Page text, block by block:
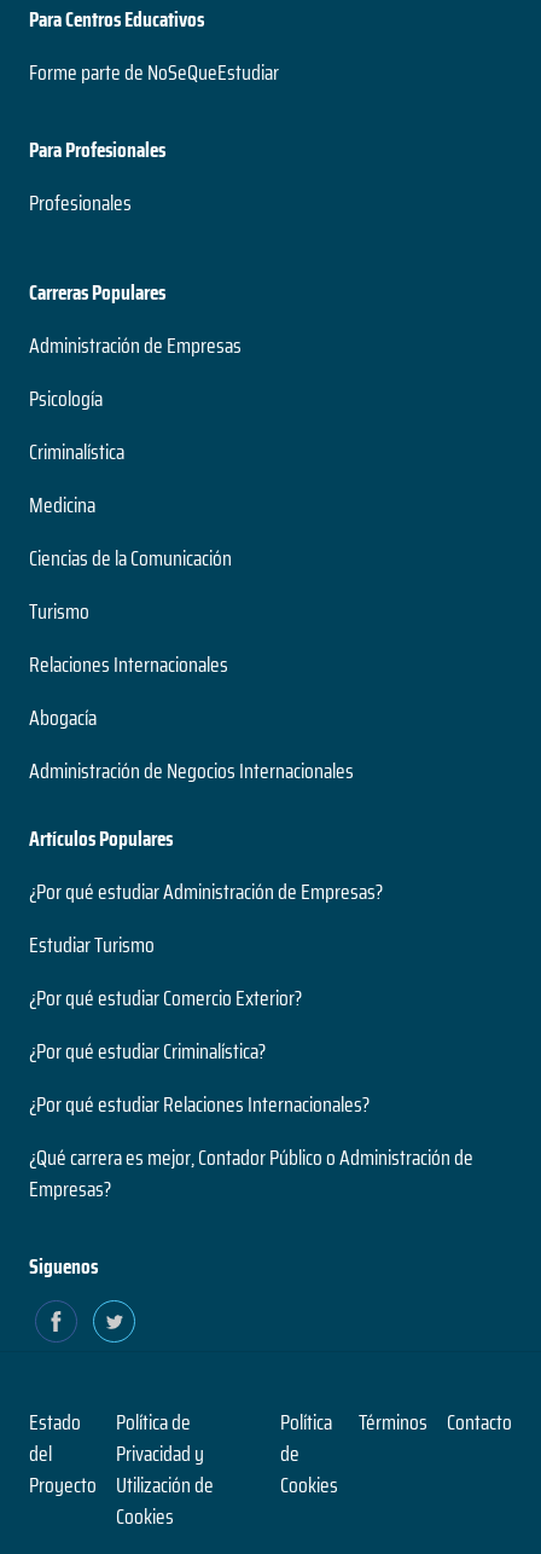
Para Centros Educativos
Forme parte de NoSeQueEstudiar
Para Profesionales
Profesionales
Carreras Populares
Administración de Empresas
Psicología
Criminalística
Medicina
Ciencias de la Comunicación
Turismo
Relaciones Internacionales
Abogacía
Administración de Negocios Internacionales
Artículos Populares
¿Por qué estudiar Administración de Empresas?
Estudiar Turismo
¿Por qué estudiar Comercio Exterior?
¿Por qué estudiar Criminalística?
¿Por qué estudiar Relaciones Internacionales?
¿Qué carrera es mejor, Contador Público o Administración de
Empresas?
Siguenos
Estado
del
Proyecto
Política de
Privacidad y
Utilización de
Cookies
Política
de
Cookies
Términos Contacto